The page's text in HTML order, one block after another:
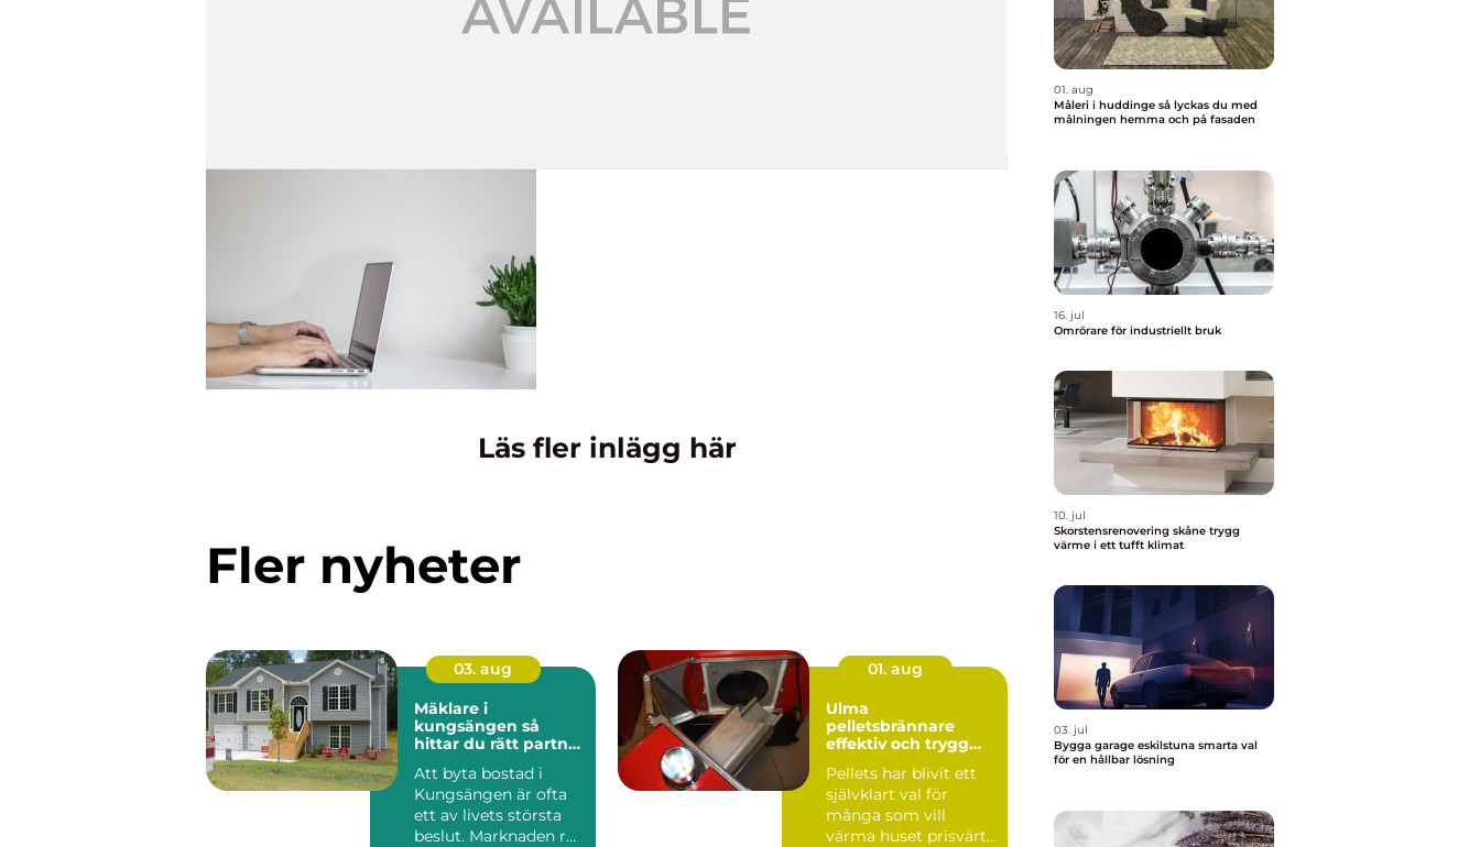
Läs fler inlägg här
Fler nyheter
03. aug
Mäklare i
kungsängen så
hittar du rätt partner
Att byta bostad i
Kungsängen är ofta
ett av livets största
beslut. Marknaden rör
01. aug
Ulma
pelletsbrännare
effektiv och trygg
Pellets har blivit ett
självklart val för
många som vill
värma huset prisvärt
01. aug
Måleri i huddinge så lyckas du med
målningen hemma och på fasaden
16. jul
Omrörare för industriellt bruk
10. jul
Skorstensrenovering skåne trygg
värme i ett tufft klimat
03. jul
Bygga garage eskilstuna smarta val
för en hållbar lösning